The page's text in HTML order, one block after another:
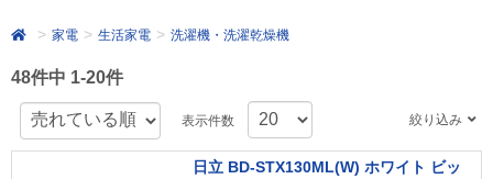
家電 生活家電 洗濯機・洗濯乾燥機
48件中 1-20件
表示件数 絞り込み
日立 BD-STX130ML(W) ホワイト ビッ